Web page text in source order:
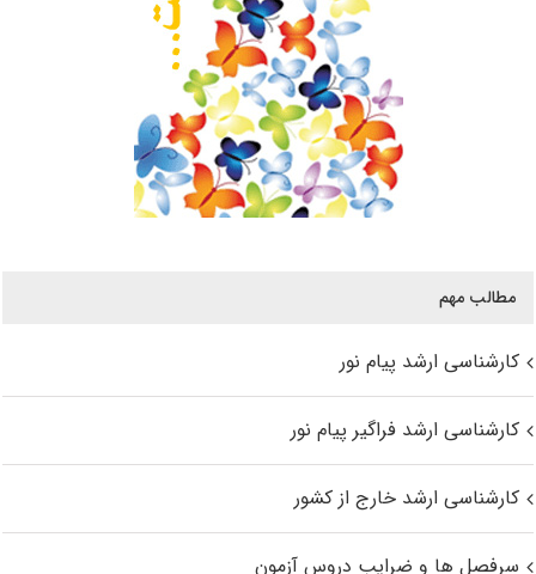
مطالب مهم
کارشناسی ارشد پیام نور
کارشناسی ارشد فراگیر پیام نور
کارشناسی ارشد خارج از کشور
سرفصل ها و ضرایب دروس آزمون